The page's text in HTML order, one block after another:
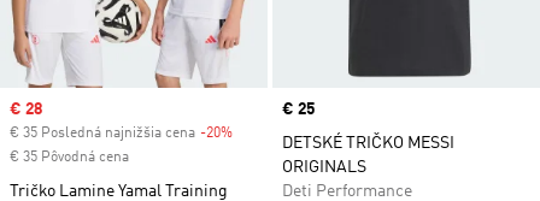
Sale price
€ 28
€ 35 Posledná najnižšia cena -20% Discount
€ 35 Pôvodná cena
Tričko Lamine Yamal Training
Price
€ 25
DETSKÉ TRIČKO MESSI
ORIGINALS
Deti Performance